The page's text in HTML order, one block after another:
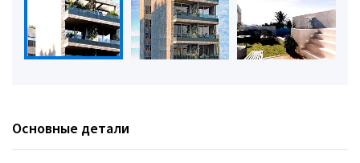
Основные детали